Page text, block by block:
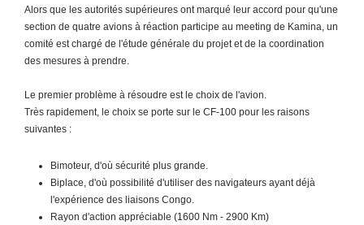
Alors que les autorités supérieures ont marqué leur accord pour qu'une
section de quatre avions à réaction participe au meeting de Kamina, un
comité est chargé de l'étude générale du projet et de la coordination
des mesures à prendre.
Le premier problème à résoudre est le choix de l'avion.
Très rapidement, le choix se porte sur le CF-100 pour les raisons
suivantes :
Bimoteur, d'où sécurité plus grande.
Biplace, d'où possibilité d'utiliser des navigateurs ayant déjà
l'expérience des liaisons Congo.
Rayon d'action appréciable (1600 Nm - 2900 Km)